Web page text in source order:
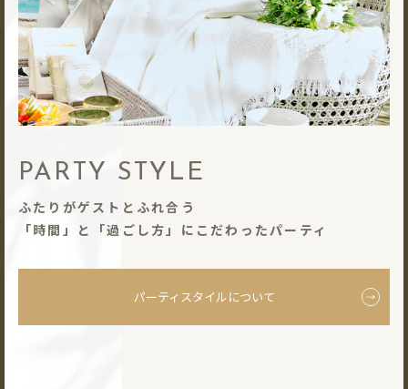
PARTY STYLE
ふたりがゲストとふれ合う
「時間」と「過ごし⽅」にこだわったパーティ
パーティスタイルについて